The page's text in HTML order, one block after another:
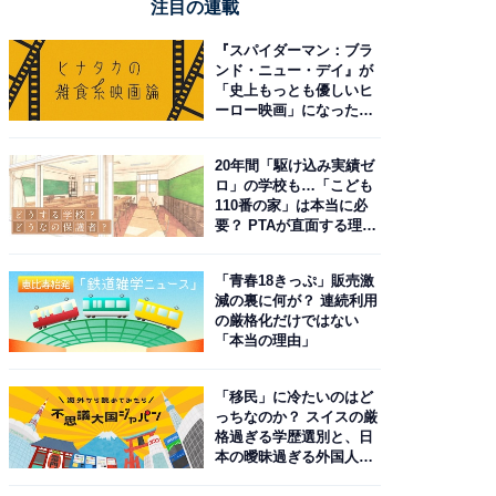
注目の連載
『スパイダーマン：ブラ
ンド・ニュー・デイ』が
「史上もっとも優しいヒ
ーロー映画」になった理
20年間「駆け込み実績ゼ
ロ」の学校も…「こども
110番の家」は本当に必
要？ PTAが直面する理想
「青春18きっぷ」販売激
減の裏に何が？ 連続利用
の厳格化だけではない
「本当の理由」
「移民」に冷たいのはど
っちなのか？ スイスの厳
格過ぎる学歴選別と、日
本の曖昧過ぎる外国人政